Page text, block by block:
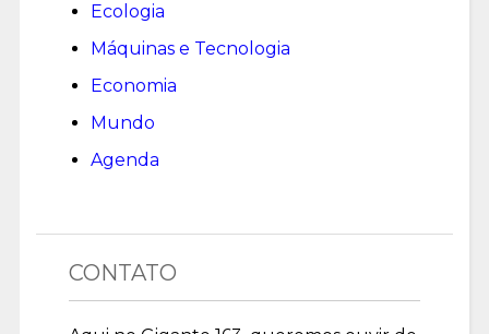
Ecologia
Máquinas e Tecnologia
Economia
Mundo
Agenda
CONTATO